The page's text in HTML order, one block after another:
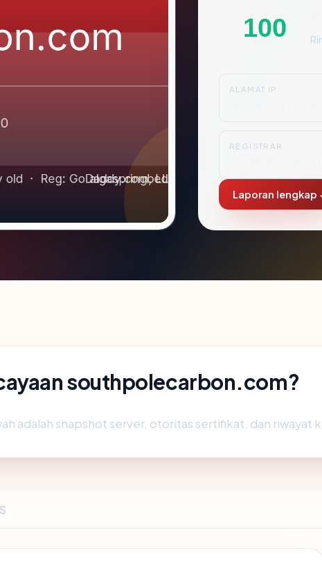
100
ALAMAT IP
REGISTRAR
Laporan lengkap
southpolecarbon.com?
adalah snapshot server, otoritas sertifikat, dan riwayat